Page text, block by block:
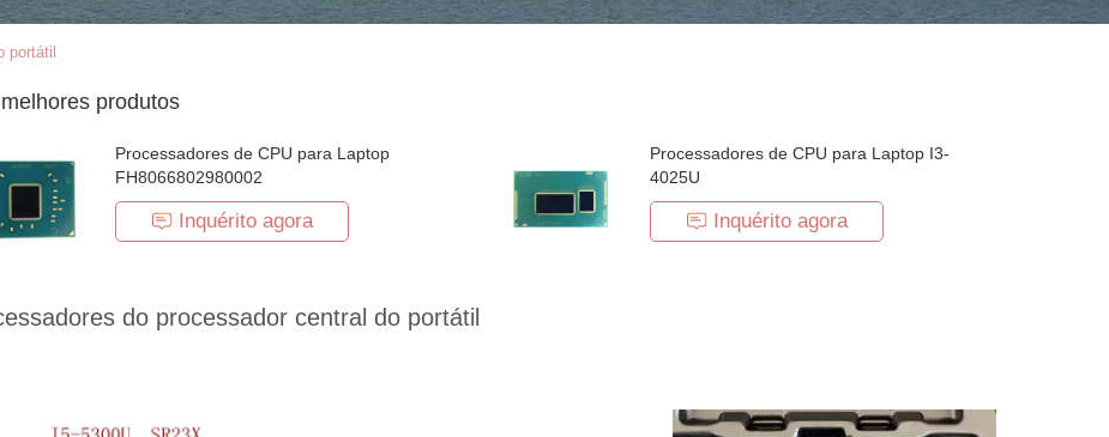
portátil
produtos
Processadores de CPU para Laptop
FH8066802980002
Inquérito agora
Processadores de CPU para Laptop I3-
4025U
Inquérito agora
do processador central do portátil